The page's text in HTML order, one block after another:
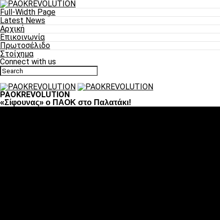
Full-Width Page
Latest News
Αρχική
Επικοινωνία
Πρωτοσέλιδο
Στοίχημα
Connect with us
PAOKREVOLUTION
«Σίφουνας» ο ΠΑΟΚ στο Παλατάκι!